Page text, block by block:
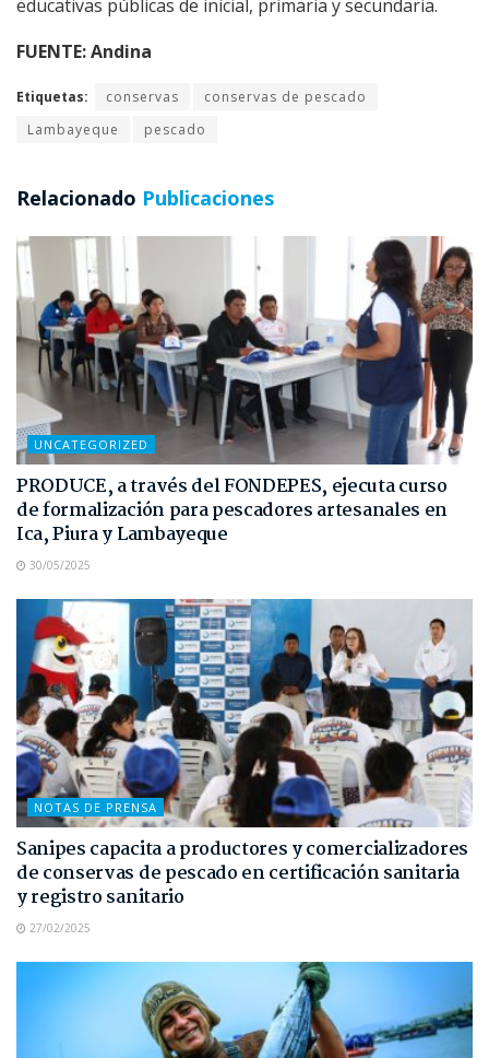
educativas públicas de inicial, primaria y secundaria.
FUENTE: Andina
Etiquetas: conservas
conservas de pescado
Lambayeque
pescado
Relacionado Publicaciones
UNCATEGORIZED
PRODUCE, a través del FONDEPES, ejecuta curso
de formalización para pescadores artesanales en
Ica, Piura y Lambayeque
30/05/2025
NOTAS DE PRENSA
Sanipes capacita a productores y comercializadores
de conservas de pescado en certificación sanitaria
y registro sanitario
27/02/2025